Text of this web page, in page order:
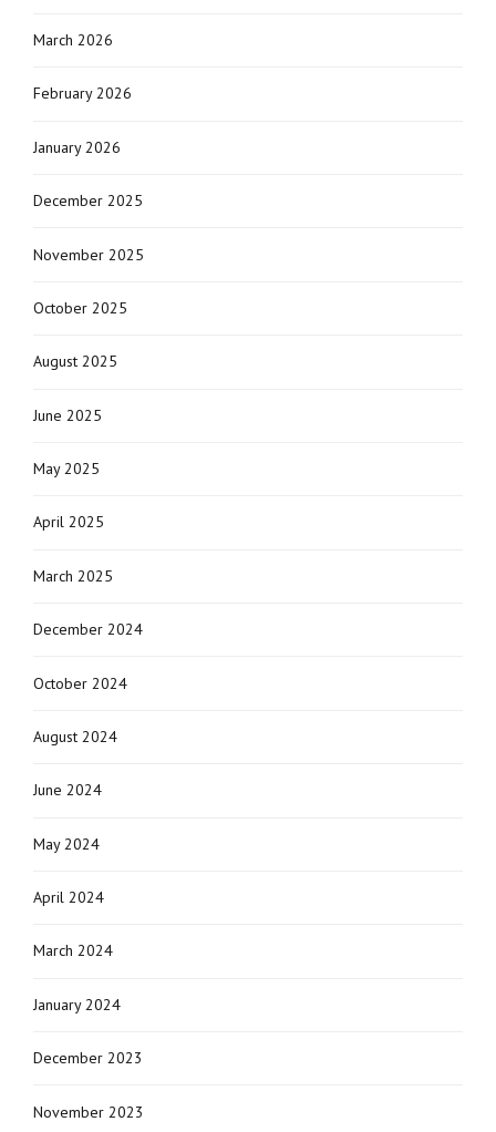
March 2026
February 2026
January 2026
December 2025
November 2025
October 2025
August 2025
June 2025
May 2025
April 2025
March 2025
December 2024
October 2024
August 2024
June 2024
May 2024
April 2024
March 2024
January 2024
December 2023
November 2023